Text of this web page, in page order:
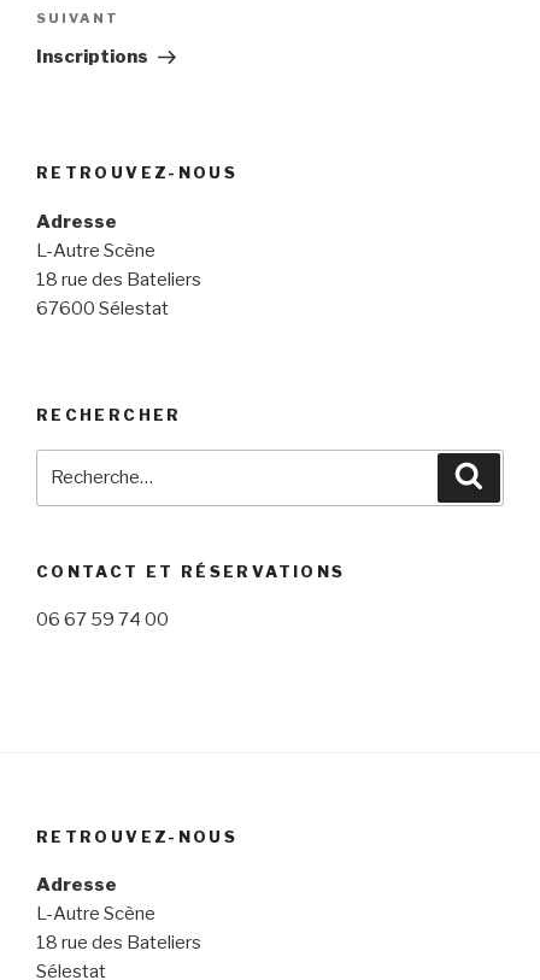
Article
suivant
SUIVANT
Inscriptions
RETROUVEZ-NOUS
Adresse
L-Autre Scène
18 rue des Bateliers
67600 Sélestat
RECHERCHER
CONTACT ET RÉSERVATIONS
06 67 59 74 00
RETROUVEZ-NOUS
Adresse
L-Autre Scène
18 rue des Bateliers
Sélestat